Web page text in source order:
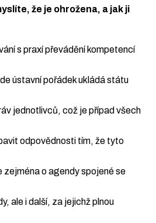
že je ohrožena, a jak ji
s praxí převádění kompetencí
ústavní pořádek ukládá státu
jednotlivců, což je případ všech
odpovědnosti tím, že tyto
zejména o agendy spojené se
ale i další, za jejichž plnou